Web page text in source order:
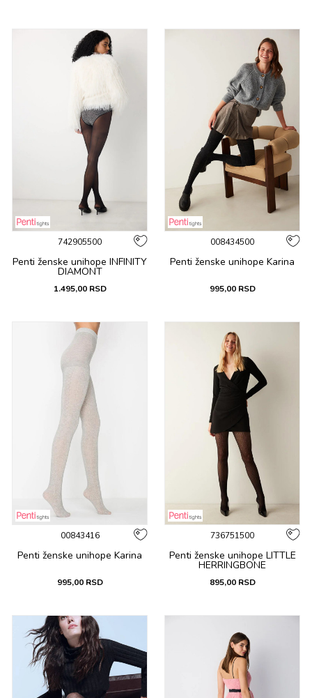
742905500
Penti ženske unihope INFINITY
DIAMONT
1.495,00 RSD
008434500
Penti ženske unihope Karina
995,00 RSD
00843416
Penti ženske unihope Karina
995,00 RSD
736751500
Penti ženske unihope LITTLE
HERRINGBONE
895,00 RSD